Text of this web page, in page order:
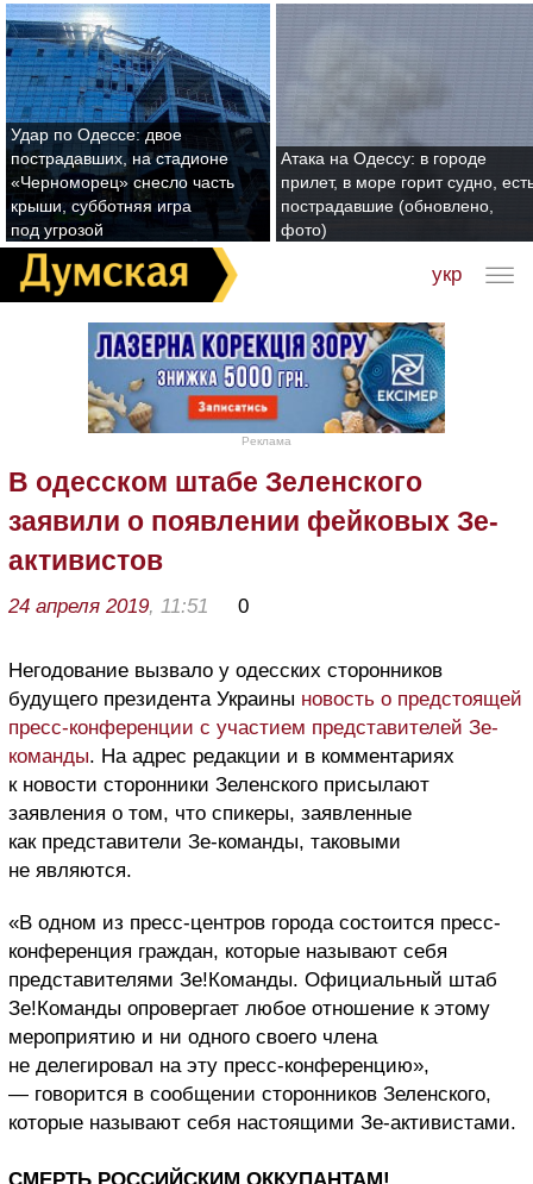
Удар по Одессе: двое
пострадавших, на стадионе
«Черноморец» снесло часть
крыши, субботняя игра
под угрозой
Атака на Одессу: в городе
прилет, в море горит судно,
пострадавшие (обновлено,
фото)
укр
Реклама
В одесском штабе Зеленского
заявили о появлении фейковых Зе-
активистов
24 апреля 2019, 11:51 0
Негодование вызвало у одесских сторонников
будущего президента Украины новость о предстоящей
пресс-конференции с участием представителей Зе-
команды. На адрес редакции и в комментариях
к новости сторонники Зеленского присылают
заявления о том, что спикеры, заявленные
как представители Зе-команды, таковыми
не являются.
«В одном из пресс-центров города состоится пресс-
конференция граждан, которые называют себя
представителями Зе!Команды. Официальный штаб
Зе!Команды опровергает любое отношение к этому
мероприятию и ни одного своего члена
не делегировал на эту пресс-конференцию»,
— говорится в сообщении сторонников Зеленского,
которые называют себя настоящими Зе-активистами.